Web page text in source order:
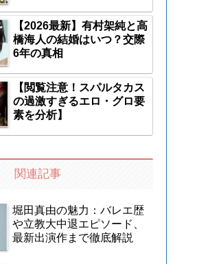
【2026最新】有村架純と高
橋海人の結婚はいつ？交際
6年の真相
【閲覧注意！スパルタカス
の過激すぎるエロ・グロ要
素を分析】
関連記事
堀田真由の魅力：バレエ歴
や立教大中退エピソード、
最新出演作まで徹底解説